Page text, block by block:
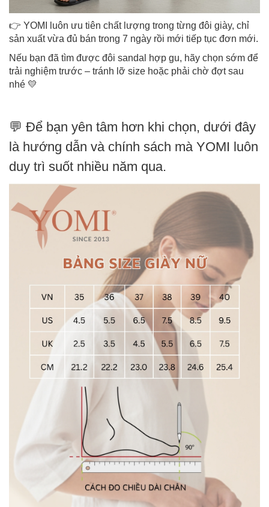
👉 YOMI luôn ưu tiên chất lượng trong từng đôi giày, chỉ
sản xuất vừa đủ bán trong 7 ngày rồi mới tiếp tục đơn mới.
Nếu bạn đã tìm được đôi sandal hợp gu, hãy chọn sớm để
trải nghiệm trước – tránh lỡ size hoặc phải chờ đợt sau
nhé 💛
💬 Để bạn yên tâm hơn khi chọn, dưới đây
là hướng dẫn và chính sách mà YOMI luôn
duy trì suốt nhiều năm qua.